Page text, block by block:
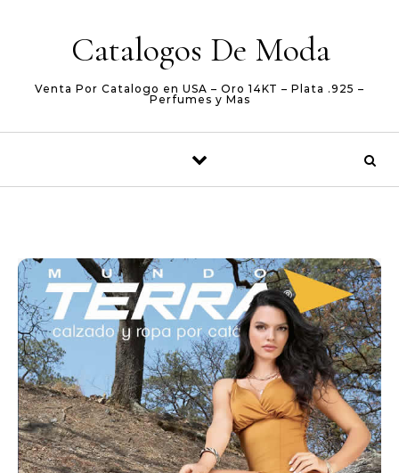
Catalogos De Moda
Venta Por Catalogo en USA – Oro 14KT – Plata .925 –
Perfumes y Mas